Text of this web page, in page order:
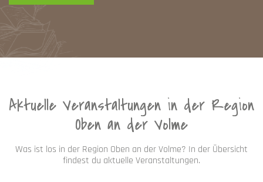
Aktuelle Veranstaltungen in der Region
Oben an der Volme
Was ist los in der Region Oben an der Volme? In der Übersicht
findest du aktuelle Veranstaltungen.